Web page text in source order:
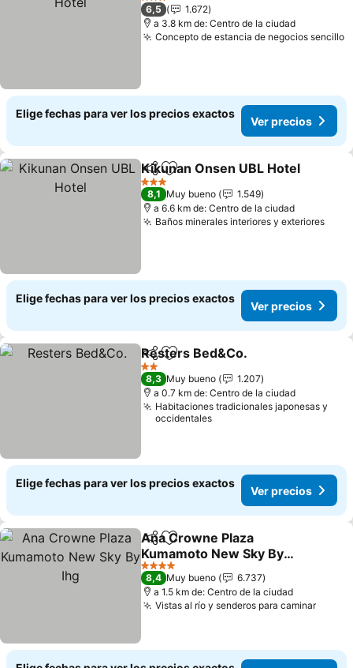
3 Estrellas
6,5
1.672
a 3.8 km de: Centro de la ciudad
Concepto de estancia de negocios sencillo
Elige fechas para ver los precios exactos
Ver precios
CompartirAgregar a favoritos
Kikunan Onsen UBL Hotel
3 Estrellas
8,1 Muy bueno
1.549
a 6.6 km de: Centro de la ciudad
Baños minerales interiores y exteriores
Elige fechas para ver los precios exactos
Ver precios
CompartirAgregar a favoritos
Resters Bed&Co.
2 Estrellas
8,3 Muy bueno
1.207
a 0.7 km de: Centro de la ciudad
Habitaciones tradicionales japonesas y
occidentales
Elige fechas para ver los precios exactos
Ver precios
CompartirAgregar a favoritos
Ana Crowne Plaza
Kumamoto New Sky By
Ihg
4 Estrellas
8,4 Muy bueno
6.737
a 1.5 km de: Centro de la ciudad
Vistas al río y senderos para caminar